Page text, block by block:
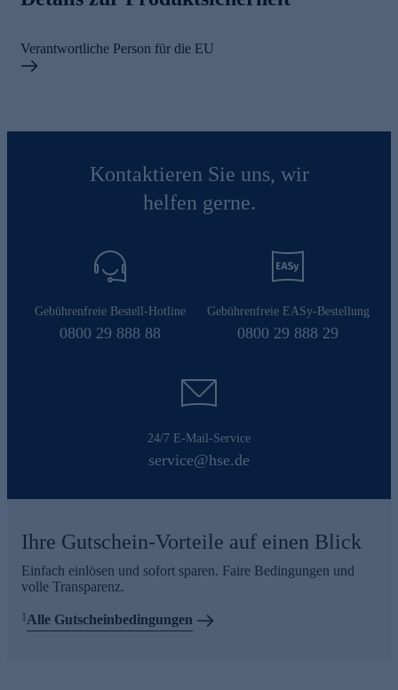
Verantwortliche Person für die EU
Kontaktieren Sie uns, wir
helfen gerne.
Gebührenfreie Bestell-Hotline
0800 29 888 88
Gebührenfreie EASy-Bestellung
0800 29 888 29
24/7 E-Mail-Service
service@hse.de
Ihre Gutschein-Vorteile auf einen Blick
Einfach einlösen und sofort sparen. Faire Bedingungen und
volle Transparenz.
1 Alle Gutscheinbedingungen